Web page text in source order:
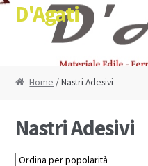
Skip to navigation
Skip to content
D'Agati
Home / Nastri Adesivi
Nastri Adesivi